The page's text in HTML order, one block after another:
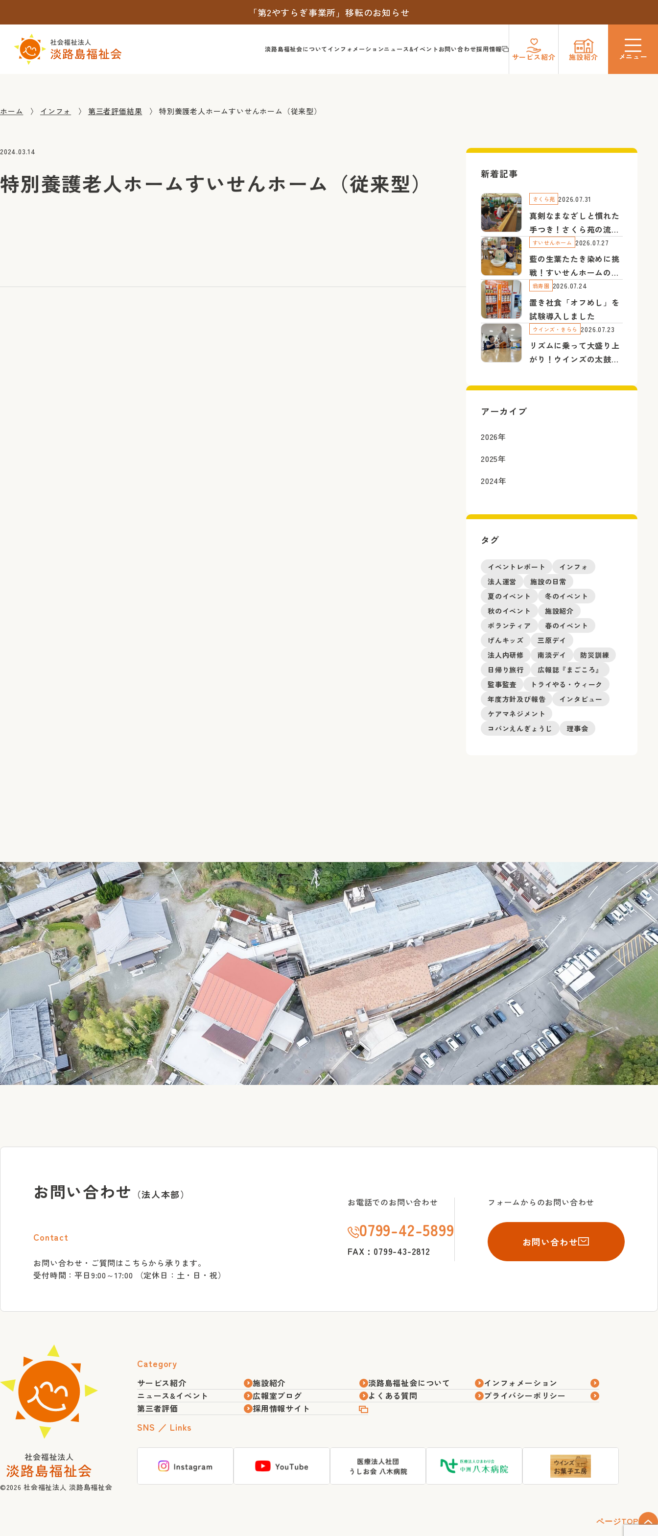
「第2やすらぎ事業所」移転のお知らせ
淡路島福祉会についてインフォメーションニュース&イベント お問い合わせ採用情報
サービス紹介 施設紹介 メニュー
ホーム インフォ 第三者評価結果 特別養護老人ホームすいせんホーム（従来型）
2024.03.14
特別養護老人ホームすいせんホーム（従来型） 新着記事
真剣なまなざしと慣れた
手つき！さくら苑の流し
そうめん
さくら苑 2026.07.31
藍の生葉たたき染めに挑
戦！すいせんホームの園
芸療法
すいせんホーム 2026.07.27
置き社食「オフめし」を
試験導入しました
翁寿園 2026.07.24
リズムに乗って大盛り上
がり！ウインズの太鼓の
ウインズ・きらら 2026.07.23
アーカイブ
2026年
2025年
2024年
タグ
イベントレポート
インフォ
法人運営
施設の日常
夏のイベント
冬のイベント
秋のイベント
施設紹介
ボランティア
春のイベント
げんキッズ
三原デイ
法人内研修
南淡デイ
防災訓練
日帰り旅行
広報誌『まごころ』
監事監査
トライやる・ウィーク
年度方針及び報告
インタビュー
ケアマネジメント
コパンえんぎょうじ
理事会
お問い合わせ （法人本部）
Contact
お問い合わせ・ご質問はこちらから承ります。
受付時間：平日9:00～17:00 （定休日：土・日・祝）
お電話でのお問い合わせ
0799-42-5899
FAX：0799-43-2812
フォームからのお問い合わせ
お問い合わせ
Category
サービス紹介 施設紹介 淡路島福祉会について
インフォメーション
ニュース&イベント
広報室ブログ よくある質問
プライバシーポリシー
第三者評価
採用情報サイト
SNS ／ Links
©2026社会福祉法人 淡路島福祉会
ページTOP